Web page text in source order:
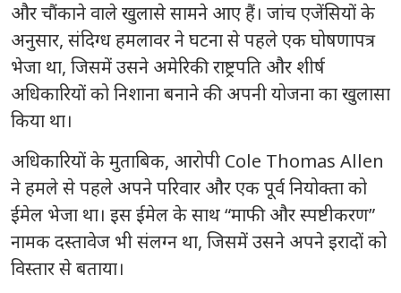
और चौंकाने वाले खुलासे सामने आए हैं। जांच एजेंसियों के
अनुसार, संदिग्ध हमलावर ने घटना से पहले एक घोषणापत्र
भेजा था, जिसमें उसने अमेरिकी राष्ट्रपति और शीर्ष
अधिकारियों को निशाना बनाने की अपनी योजना का खुलासा
किया था।
अधिकारियों के मुताबिक, आरोपी Cole Thomas Allen
ने हमले से पहले अपने परिवार और एक पूर्व नियोक्ता को
ईमेल भेजा था। इस ईमेल के साथ “माफी और स्पष्टीकरण”
नामक दस्तावेज भी संलग्न था, जिसमें उसने अपने इरादों को
विस्तार से बताया।